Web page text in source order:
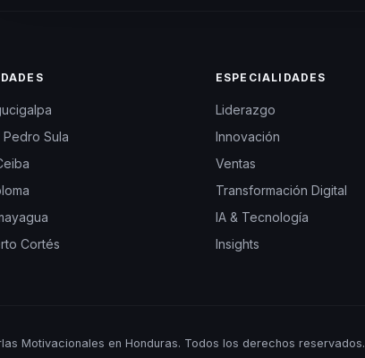
Pedro Sula
Cortés
ESPECIALIDADES
Liderazgo
Innovación
Ventas
Transformación Digital
IA & Tecnología
Insights
Motivacionales en Honduras. Todos los derechos reservados.